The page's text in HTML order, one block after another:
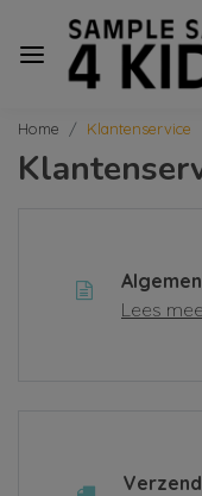
Home Klantenservice
Lees